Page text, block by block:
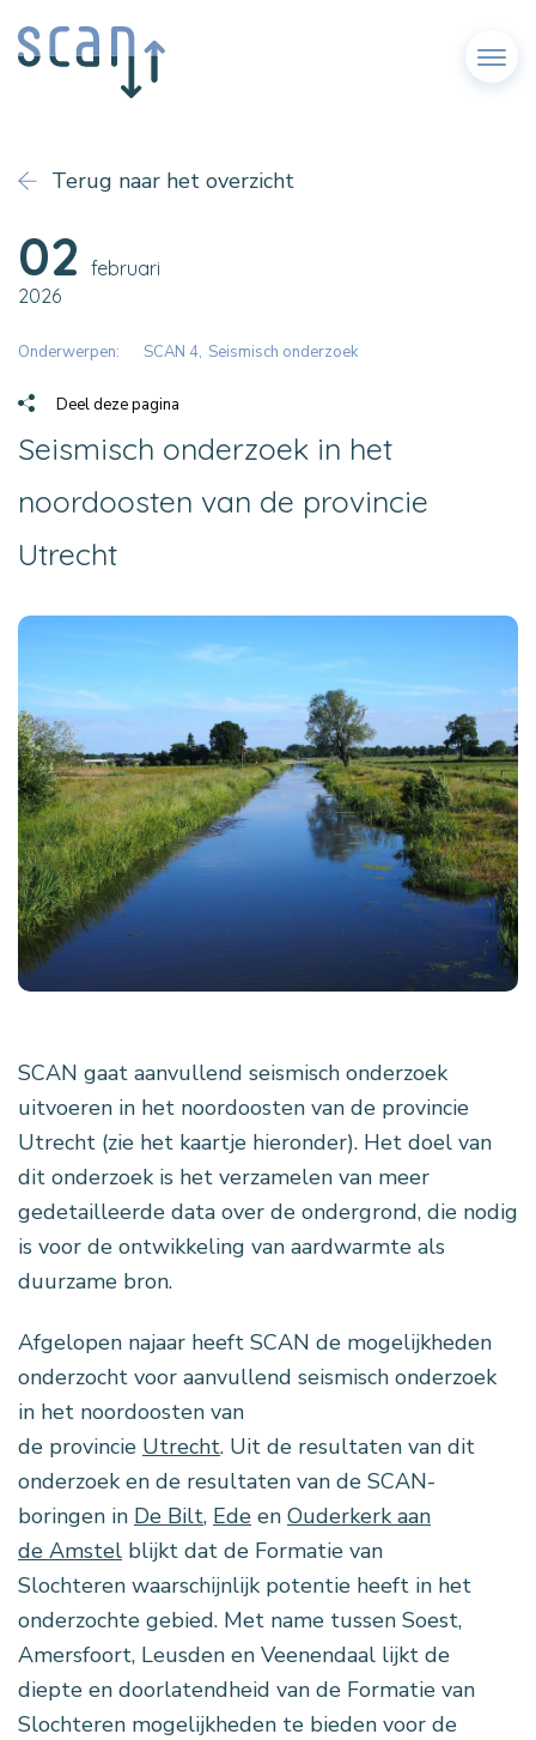
Menu
Terug naar het overzicht
02 februari
2026
Onderwerpen: SCAN 4 Seismisch onderzoek
Deel deze pagina
Seismisch onderzoek in het
noordoosten van de provincie
Utrecht
SCAN gaat aanvullend seismisch onderzoek
uitvoeren in het noordoosten van de provincie
Utrecht (zie het kaartje hieronder). Het doel van
dit onderzoek is het verzamelen van meer
gedetailleerde data over de ondergrond, die nodig
is voor de ontwikkeling van aardwarmte als
duurzame bron.
Afgelopen najaar heeft SCAN de mogelijkheden
onderzocht voor aanvullend seismisch onderzoek
in het noordoosten van
de provincie Utrecht. Uit de resultaten van dit
onderzoek en de resultaten van de SCAN-
boringen in De Bilt, Ede en Ouderkerk aan
de Amstel blijkt dat de Formatie van
Slochteren waarschijnlijk potentie heeft in het
onderzochte gebied. Met name tussen Soest,
Amersfoort, Leusden en Veenendaal lijkt de
diepte en doorlatendheid van de Formatie van
Slochteren mogelijkheden te bieden voor de